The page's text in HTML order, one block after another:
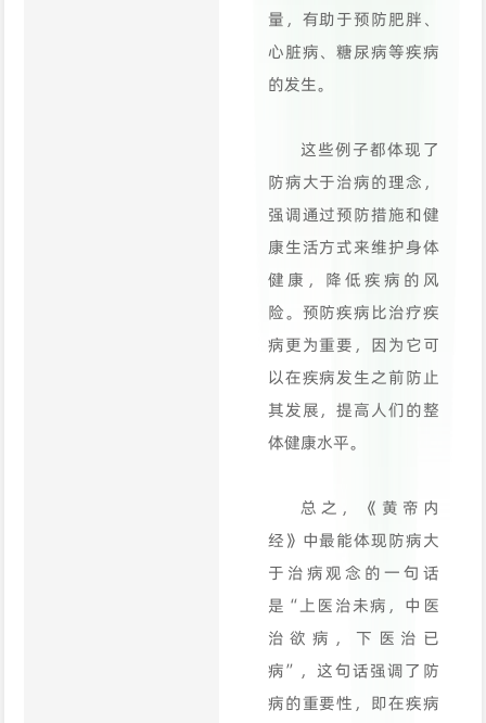
量，有助于预防肥胖、
心脏病、糖尿病等疾病
的发生。
这些例子都体现了
防病大于治病的理念，
强调通过预防措施和健
康生活方式来维护身体
健康，降低疾病的风
险。预防疾病比治疗疾
病更为重要，因为它可
以在疾病发生之前防止
其发展，提高人们的整
体健康水平。
总之，《黄帝内
经》中最能体现防病大
于治病观念的一句话
是“上医治未病，中医
治欲病，下医治已
病”，这句话强调了防
病的重要性，即在疾病